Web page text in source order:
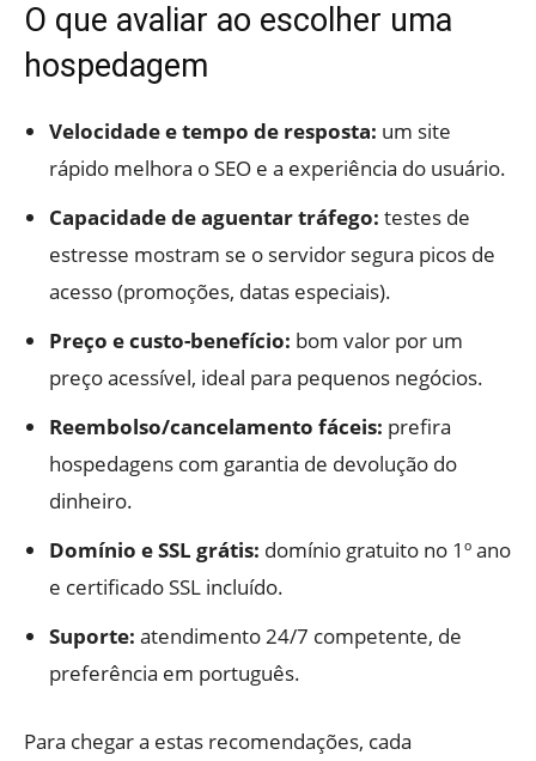
O que avaliar ao escolher uma
hospedagem
Velocidade e tempo de resposta: um site
rápido melhora o SEO e a experiência do usuário.
Capacidade de aguentar tráfego: testes de
estresse mostram se o servidor segura picos de
acesso (promoções, datas especiais).
Preço e custo-benefício: bom valor por um
preço acessível, ideal para pequenos negócios.
Reembolso/cancelamento fáceis: prefira
hospedagens com garantia de devolução do
dinheiro.
Domínio e SSL grátis: domínio gratuito no 1º ano
e certificado SSL incluído.
Suporte: atendimento 24/7 competente, de
preferência em português.
Para chegar a estas recomendações, cada